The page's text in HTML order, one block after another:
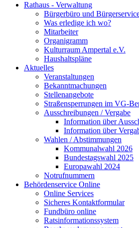
Rathaus - Verwaltung
Bürgerbüro und
Was erledige ich wo?
Mitarbeiter
Organigramm
Kulturraum Ampertal e.V.
Haushaltspläne
Aktuelles
Veranstaltungen
Bekanntmachungen
Stellenangebote
Straßensperrungen im VG-
Ausschreibungen / Vergabe
Information über
Information über
Wahlen / Abstimmungen
Kommunalwahl 2026
Bundestagswahl 2025
Europawahl 2024
Notrufnummern
Behördenservice Online
Online Services
Sicheres Kontaktformular
Fundbüro online
Ratsinformationssystem